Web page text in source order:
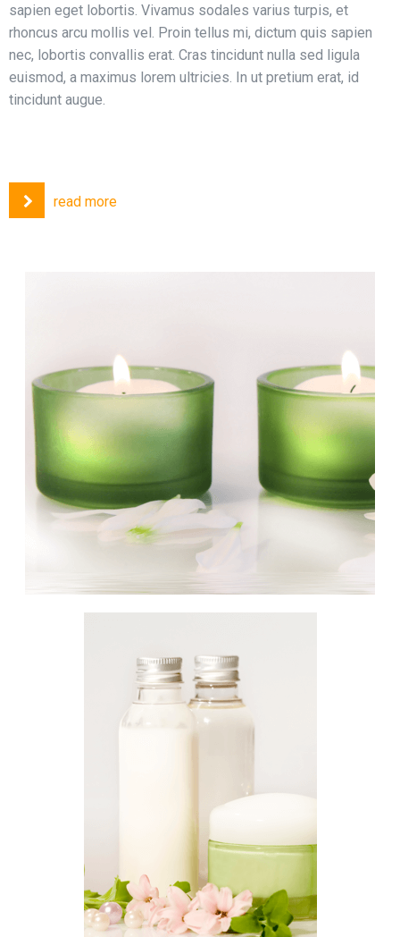
sapien eget lobortis. Vivamus sodales varius turpis, et
rhoncus arcu mollis vel. Proin tellus mi, dictum quis sapien
nec, lobortis convallis erat. Cras tincidunt nulla sed ligula
euismod, a maximus lorem ultricies. In ut pretium erat, id
tincidunt augue.
read more